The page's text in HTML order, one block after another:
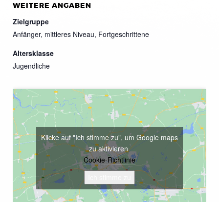
WEITERE ANGABEN
Zielgruppe
Anfänger, mittleres Niveau, Fortgeschrittene
Altersklasse
Jugendliche
Klicke auf "Ich stimme zu", um Google maps
zu aktivieren
Cookie-Richtlinie